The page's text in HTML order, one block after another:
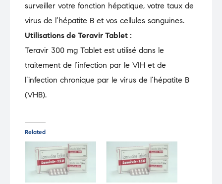
surveiller votre fonction hépatique, votre taux de
virus de l’hépatite B et vos cellules sanguines.
Utilisations de Teravir Tablet :
Teravir 300 mg Tablet est utilisé dans le
traitement de l’infection par le VIH et de
l’infection chronique par le virus de l’hépatite B
(VHB).
Related